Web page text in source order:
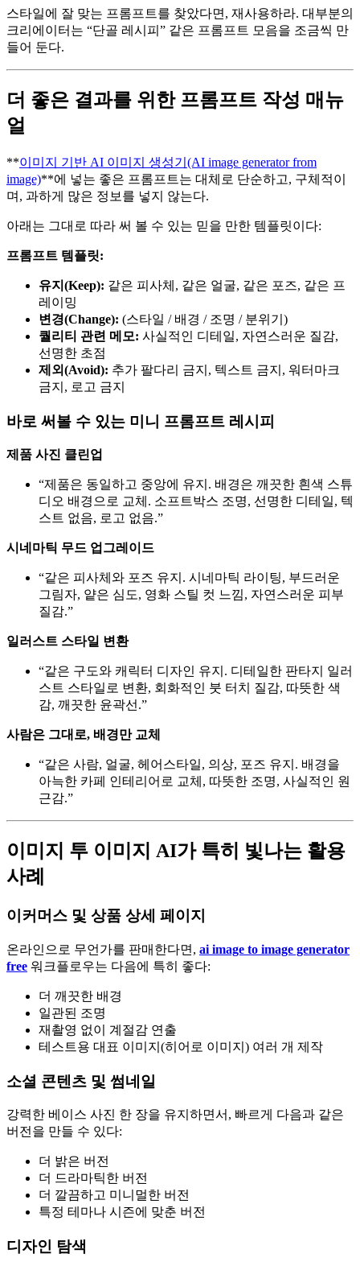
스타일에 잘 맞는 프롬프트를 찾았다면, 재사용하라. 대부분의
크리에이터는 “단골 레시피” 같은 프롬프트 모음을 조금씩 만
들어 둔다.
더 좋은 결과를 위한 프롬프트 작성 매뉴
얼
**이미지 기반 AI 이미지 생성기(AI image generator from
image)**에 넣는 좋은 프롬프트는 대체로 단순하고, 구체적이
며, 과하게 많은 정보를 넣지 않는다.
아래는 그대로 따라 써 볼 수 있는 믿을 만한 템플릿이다:
프롬프트 템플릿:
유지(Keep): 같은 피사체, 같은 얼굴, 같은 포즈, 같은 프
레이밍
변경(Change): (스타일 / 배경 / 조명 / 분위기)
퀄리티 관련 메모: 사실적인 디테일, 자연스러운 질감,
선명한 초점
제외(Avoid): 추가 팔다리 금지, 텍스트 금지, 워터마크
금지, 로고 금지
바로 써볼 수 있는 미니 프롬프트 레시피
제품 사진 클린업
“제품은 동일하고 중앙에 유지. 배경은 깨끗한 흰색 스튜
디오 배경으로 교체. 소프트박스 조명, 선명한 디테일, 텍
스트 없음, 로고 없음.”
시네마틱 무드 업그레이드
“같은 피사체와 포즈 유지. 시네마틱 라이팅, 부드러운
그림자, 얕은 심도, 영화 스틸 컷 느낌, 자연스러운 피부
질감.”
일러스트 스타일 변환
“같은 구도와 캐릭터 디자인 유지. 디테일한 판타지 일러
스트 스타일로 변환, 회화적인 붓 터치 질감, 따뜻한 색
감, 깨끗한 윤곽선.”
사람은 그대로, 배경만 교체
“같은 사람, 얼굴, 헤어스타일, 의상, 포즈 유지. 배경을
아늑한 카페 인테리어로 교체, 따뜻한 조명, 사실적인 원
근감.”
이미지 투 이미지 AI가 특히 빛나는 활용
사례
이커머스 및 상품 상세 페이지
온라인으로 무언가를 판매한다면, ai image to image generator
free 워크플로우는 다음에 특히 좋다:
더 깨끗한 배경
일관된 조명
재촬영 없이 계절감 연출
테스트용 대표 이미지(히어로 이미지) 여러 개 제작
소셜 콘텐츠 및 썸네일
강력한 베이스 사진 한 장을 유지하면서, 빠르게 다음과 같은
버전을 만들 수 있다:
더 밝은 버전
더 드라마틱한 버전
더 깔끔하고 미니멀한 버전
특정 테마나 시즌에 맞춘 버전
디자인 탐색